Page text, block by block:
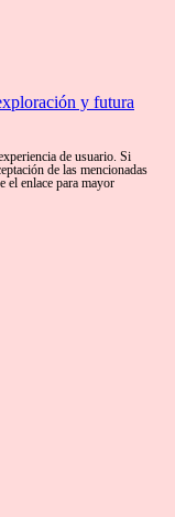
y futura
de usuario. Si
de las mencionadas
el enlace para mayor